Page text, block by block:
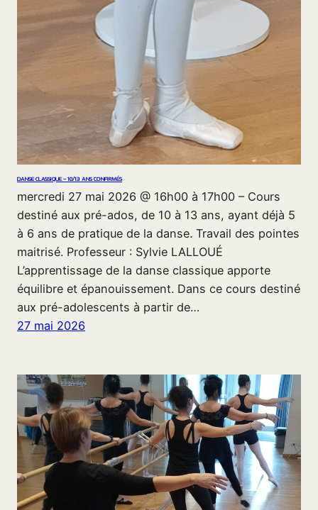
DANSE CLASSIQUE – 10/13 ANS CONFIRMÉS
mercredi 27 mai 2026 @ 16h00 à 17h00 – Cours
destiné aux pré-ados, de 10 à 13 ans, ayant déjà 5
à 6 ans de pratique de la danse. Travail des pointes
maitrisé. Professeur : Sylvie LALLOUÉ
L’apprentissage de la danse classique apporte
équilibre et épanouissement. Dans ce cours destiné
aux pré-adolescents à partir de…
27 mai 2026